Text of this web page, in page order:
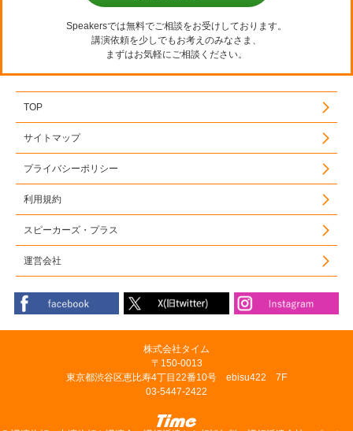
Speakersでは無料でご相談をお受けしております。
講演依頼を少しでもお考えのみなさま、
まずはお気軽にご相談ください。
TOP
サイトマップ
プライバシーポリシー
利用規約
スピーカーズ・プラス
運営会社
株式会社タイム
〒150-0013
東京都渋谷区恵比寿4丁目22番10号 ebisu422 7F
03-5447-2422